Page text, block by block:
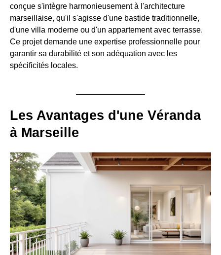
conçue s'intègre harmonieusement à l'architecture
marseillaise, qu'il s'agisse d'une bastide traditionnelle,
d'une villa moderne ou d'un appartement avec terrasse.
Ce projet demande une expertise professionnelle pour
garantir sa durabilité et son adéquation avec les
spécificités locales.
Les Avantages d'une Véranda
à Marseille